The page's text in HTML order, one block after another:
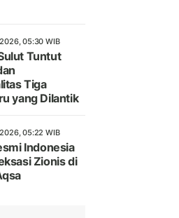
05:30 WIB
Tuntut
Tiga
yang Dilantik
05:22 WIB
Indonesia
Zionis di